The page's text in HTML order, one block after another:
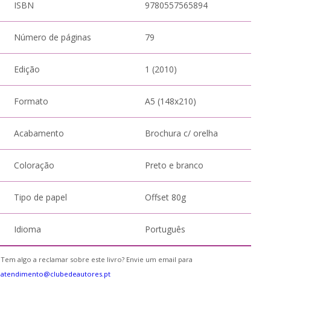
ISBN 9780557565894
Número de páginas 79
Edição 1 (2010)
Formato A5 (148x210)
Acabamento Brochura c/ orelha
Coloração Preto e branco
Tipo de papel Offset 80g
Idioma Português
Tem algo a reclamar sobre este livro? Envie um email para
atendimento@clubedeautores.pt